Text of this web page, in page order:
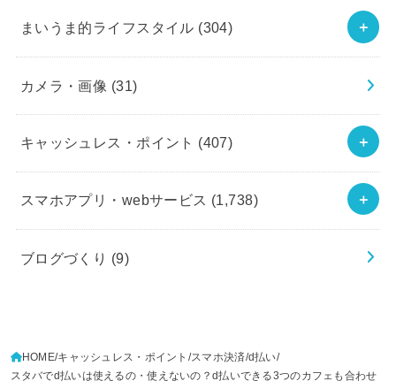
まいうま的ライフスタイル (304)
カメラ・画像 (31)
キャッシュレス・ポイント (407)
スマホアプリ・webサービス (1,738)
ブログづくり (9)
HOME キャッシュレス・ポイント スマホ決済 d払い
スタバでd払いは使えるの・使えないの？d払いできる3つのカフェも合わせ